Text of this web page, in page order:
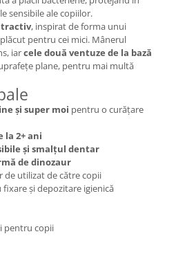
sensibile ale copiilor.
, inspirat de forma unui
pentru cei mici. Mânerul
iarcele două ventuze de la bază
plane, pentru mai multă
și super moi pentru o curățare
la 2+ ani
și smalțul dentar
de dinozaur
de utilizat de către copii
fixare și depozitare igienică
pentru copii